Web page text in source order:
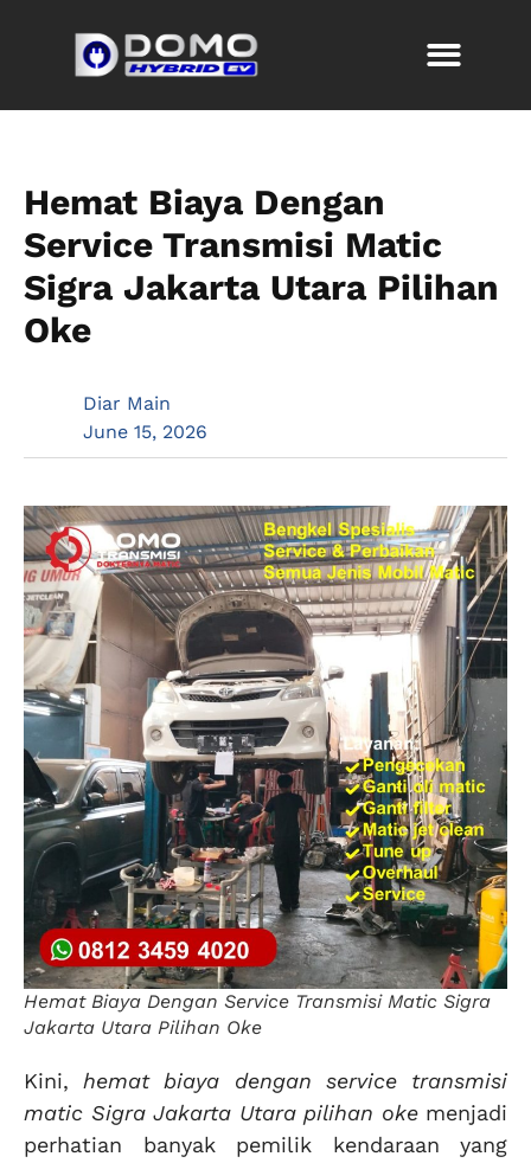
Hemat Biaya Dengan
Service Transmisi Matic
Sigra Jakarta Utara Pilihan
Oke
Diar Main
June 15, 2026
Hemat Biaya Dengan Service Transmisi Matic Sigra
Jakarta Utara Pilihan Oke
Kini,hemat biaya dengan service transmisi
matic Sigra Jakarta Utara pilihan okemenjadi
perhatian banyak pemilik kendaraan yang